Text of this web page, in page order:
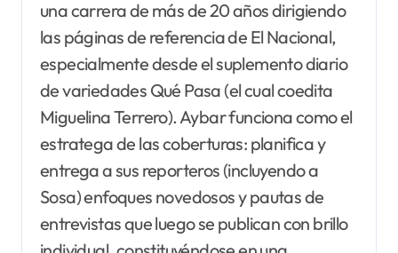
una carrera de más de 20 años dirigiendo
las páginas de referencia de El Nacional,
especialmente desde el suplemento diario
de variedades Qué Pasa (el cual coedita
Miguelina Terrero). Aybar funciona como el
estratega de las coberturas: planifica y
entrega a sus reporteros (incluyendo a
Sosa) enfoques novedosos y pautas de
entrevistas que luego se publican con brillo